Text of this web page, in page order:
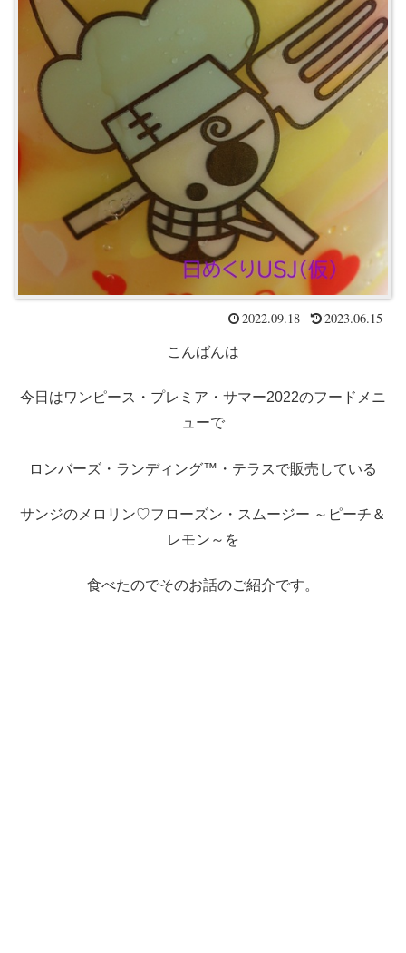
2022.09.18 2023.06.15
こんばんは
今日はワンピース・プレミア・サマー2022のフードメニ
ューで
ロンバーズ・ランディング™・テラスで販売している
サンジのメロリン♡フローズン・スムージー ～ピーチ＆
レモン～を
食べたのでそのお話のご紹介です。